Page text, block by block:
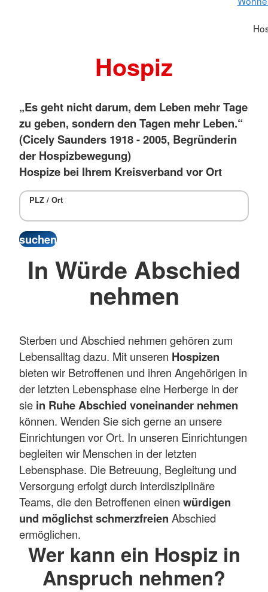
Hospiz
„Es geht nicht darum, dem Leben mehr Tage
zu geben, sondern den Tagen mehr Leben.“
(Cicely Saunders 1918 - 2005, Begründerin
der Hospizbewegung)
Hospize bei Ihrem Kreisverband vor Ort
PLZ / Ort
In Würde Abschied
nehmen
Sterben und Abschied nehmen gehören zum
Lebensalltag dazu. Mit unseren Hospizen
bieten wir Betroffenen und ihren Angehörigen in
der letzten Lebensphase eine Herberge in der
sie in Ruhe Abschied voneinander nehmen
können. Wenden Sie sich gerne an unsere
Einrichtungen vor Ort. In unseren Einrichtungen
begleiten wir Menschen in der letzten
Lebensphase. Die Betreuung, Begleitung und
Versorgung erfolgt durch interdisziplinäre
Teams, die den Betroffenen einen würdigen
und möglichst schmerzfreien Abschied
ermöglichen.
Wer kann ein Hospiz in
Anspruch nehmen?